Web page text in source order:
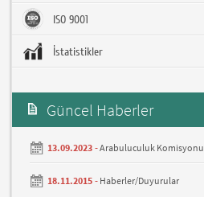
ISO 9001
İstatistikler
Güncel Haberler
13.09.2023 -Arabuluculuk Komisyonu
18.11.2015 - Haberler/Duyurular